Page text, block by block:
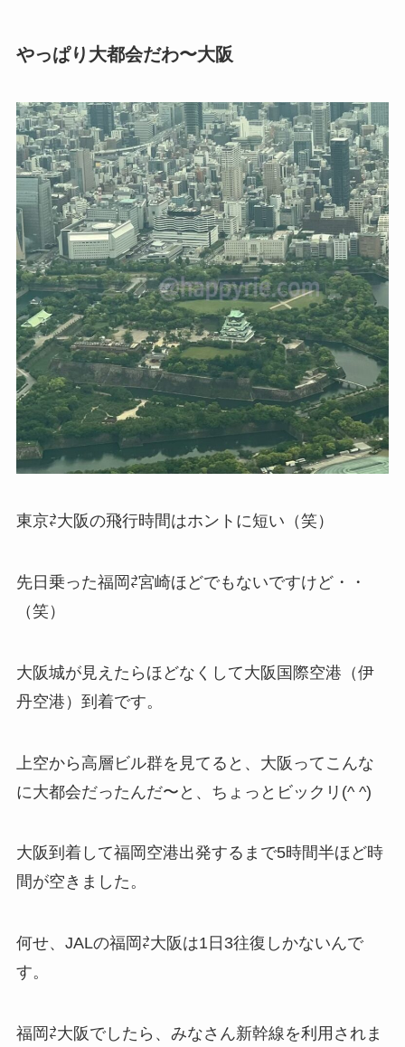
やっぱり大都会だわ〜大阪
東京⇄大阪の飛行時間はホントに短い（笑）
先日乗った福岡⇄宮崎ほどでもないですけど・・
（笑）
大阪城が見えたらほどなくして大阪国際空港（伊
丹空港）到着です。
上空から高層ビル群を見てると、大阪ってこんな
に大都会だったんだ〜と、ちょっとビックリ(^ ^)
大阪到着して福岡空港出発するまで5時間半ほど時
間が空きました。
何せ、JALの福岡⇄大阪は1日3往復しかないんで
す。
福岡⇄大阪でしたら、みなさん新幹線を利用されま